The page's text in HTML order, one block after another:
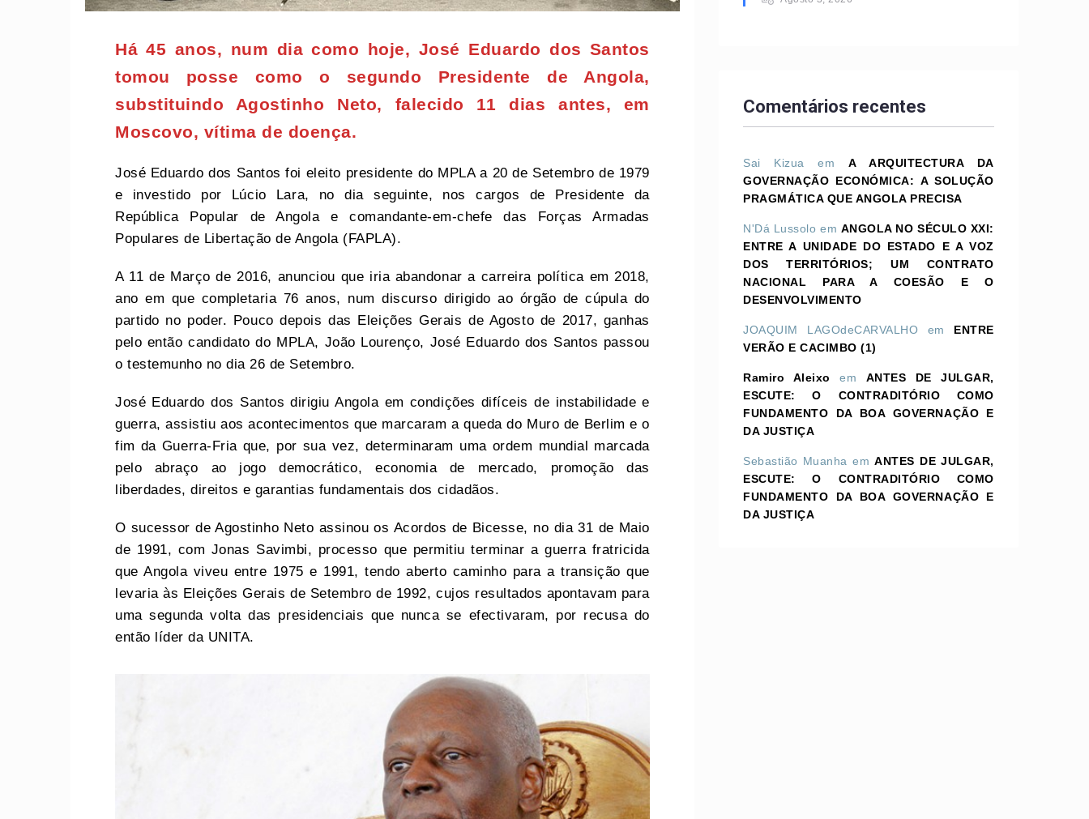
Há 45 anos, num dia como hoje, José Eduardo dos Santos
tomou posse como o segundo Presidente de Angola,
substituindo Agostinho Neto, falecido 11 dias antes, em
Moscovo, vítima de doença.
José Eduardo dos Santos foi eleito presidente do MPLA a 20 de Setembro de 1979
e investido por Lúcio Lara, no dia seguinte, nos cargos de Presidente da
República Popular de Angola e comandante-em-chefe das Forças Armadas
Populares de Libertação de Angola (FAPLA).
A 11 de Março de 2016, anunciou que iria abandonar a carreira política em 2018,
ano em que completaria 76 anos, num discurso dirigido ao órgão de cúpula do
partido no poder. Pouco depois das Eleições Gerais de Agosto de 2017, ganhas
pelo então candidato do MPLA, João Lourenço, José Eduardo dos Santos passou
o testemunho no dia 26 de Setembro.
José Eduardo dos Santos dirigiu Angola em condições difíceis de instabilidade e
guerra, assistiu aos acontecimentos que marcaram a queda do Muro de Berlim e o
fim da Guerra-Fria que, por sua vez, determinaram uma ordem mundial marcada
pelo abraço ao jogo democrático, economia de mercado, promoção das
liberdades, direitos e garantias fundamentais dos cidadãos.
O sucessor de Agostinho Neto assinou os Acordos de Bicesse, no dia 31 de Maio
de 1991, com Jonas Savimbi, processo que permitiu terminar a guerra fratricida
que Angola viveu entre 1975 e 1991, tendo aberto caminho para a transição que
levaria às Eleições Gerais de Setembro de 1992, cujos resultados apontavam para
uma segunda volta das presidenciais que nunca se efectivaram, por recusa do
então líder da UNITA.
Comentários recentes
Sai Kizua emA ARQUITECTURA DA
GOVERNAÇÃO ECONÓMICA: A SOLUÇÃO
PRAGMÁTICA QUE ANGOLA PRECISA
N'Dá Lussolo em ANGOLA NO SÉCULO XXI:
ENTRE A UNIDADE DO ESTADO E A VOZ
DOS TERRITÓRIOS; UM CONTRATO
NACIONAL PARA A COESÃO E O
DESENVOLVIMENTO
JOAQUIM LAGOdeCARVALHO em ENTRE
VERÃO E CACIMBO (1)
Ramiro Aleixo em ANTES DE JULGAR,
ESCUTE: O CONTRADITÓRIO COMO
FUNDAMENTO DA BOA GOVERNAÇÃO E
DA JUSTIÇA
Sebastião Muanha emANTES DE JULGAR,
ESCUTE: O CONTRADITÓRIO COMO
FUNDAMENTO DA BOA GOVERNAÇÃO E
DA JUSTIÇA